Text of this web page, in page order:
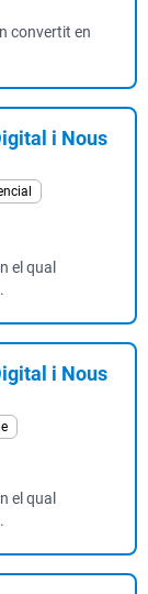
convertit en
i Nous
el qual
i Nous
el qual